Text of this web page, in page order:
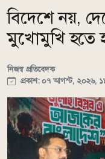
বিদেশে নয়,
মুখোমুখি হতে
নিজস্ব প্রতিবেদক
প্রকাশ: ০৭ আগস্ট, ২০২৬,